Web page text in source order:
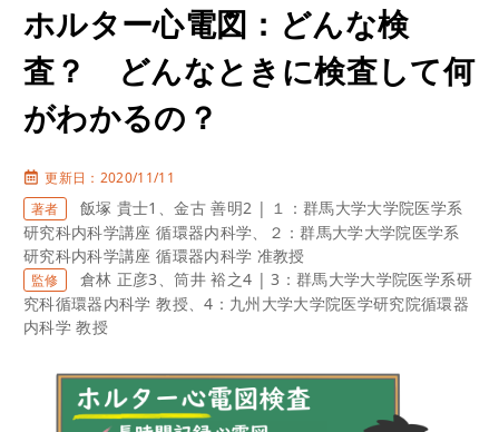
ホルター心電図：どんな検
査？ どんなときに検査して何
がわかるの？
更新日：2020/11/11
著者
飯塚 貴士1、金古 善明2 | １：群馬大学大学院医学系
研究科内科学講座 循環器内科学、２：群馬大学大学院医学系
研究科内科学講座 循環器内科学 准教授
監修
倉林 正彦3、筒井 裕之4 | 3：群馬大学大学院医学系研
究科循環器内科学 教授、4：九州大学大学院医学研究院循環器
内科学 教授